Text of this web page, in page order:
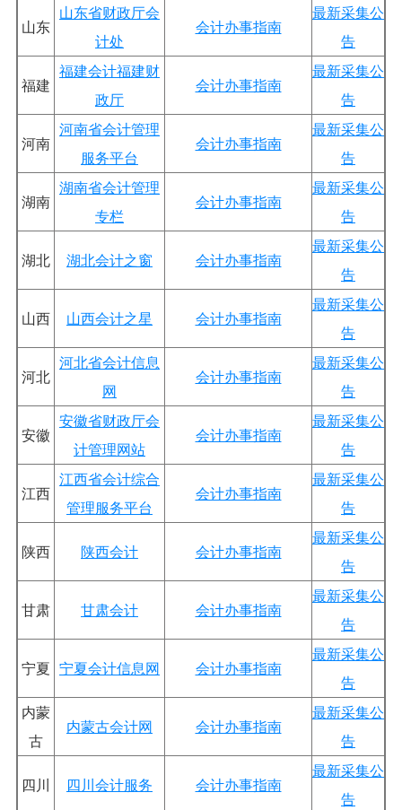
山东
山东省财政厅会
计处
会计办事指南
最新采集公
告
福建
福建会计福建财
政厅
会计办事指南
最新采集公
告
河南
河南省会计管理
服务平台
会计办事指南
最新采集公
告
湖南
湖南省会计管理
专栏
会计办事指南
最新采集公
告
湖北 湖北会计之窗 会计办事指南
最新采集公
告
山西 山西会计之星 会计办事指南
最新采集公
告
河北
河北省会计信息
网
会计办事指南
最新采集公
告
安徽
安徽省财政厅会
计管理网站
会计办事指南
最新采集公
告
江西
江西省会计综合
管理服务平台
会计办事指南
最新采集公
告
陕西 陕西会计 会计办事指南
最新采集公
告
甘肃 甘肃会计 会计办事指南
最新采集公
告
宁夏 宁夏会计信息网 会计办事指南
最新采集公
告
内蒙
古
内蒙古会计网 会计办事指南
最新采集公
告
四川 四川会计服务 会计办事指南
最新采集公
告